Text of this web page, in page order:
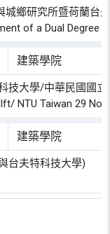
鄉研究所暨荷蘭台
of a Dual Degree
建築學院
技大學/中華民國國
NTU Taiwan 29
建築學院
台夫特科技大學)